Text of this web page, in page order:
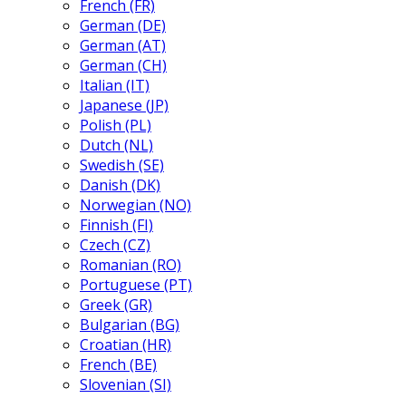
French (FR)
German (DE)
German (AT)
German (CH)
Italian (IT)
Japanese (JP)
Polish (PL)
Dutch (NL)
Swedish (SE)
Danish (DK)
Norwegian (NO)
Finnish (FI)
Czech (CZ)
Romanian (RO)
Portuguese (PT)
Greek (GR)
Bulgarian (BG)
Croatian (HR)
French (BE)
Slovenian (SI)